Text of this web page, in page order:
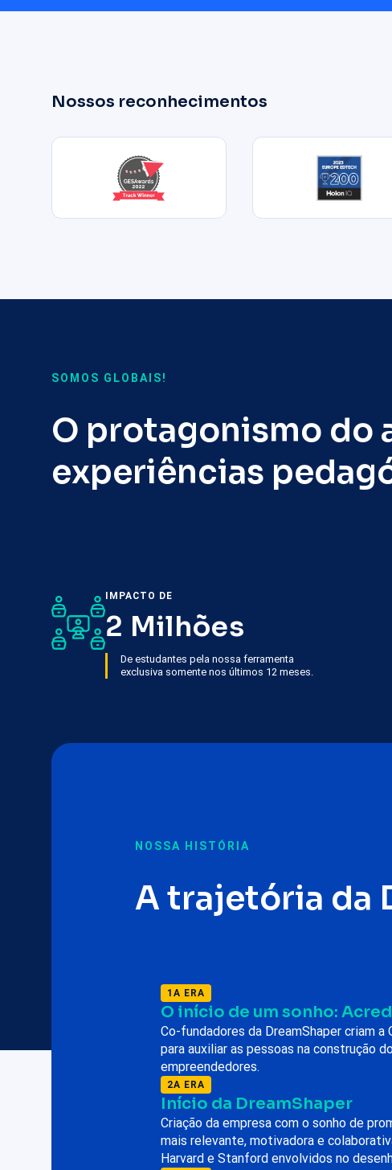
Nossos reconhecimentos
SOMOS GLOBAIS!
O protagonismo do
experiências
IMPACTO DE
2 Milhões
De estudantes pela nossa ferramenta
exclusiva somente nos últimos 12 meses.
NOSSA HISTÓRIA
A trajetória da
1A ERA
O início de um sonho:
Co-fundadores da DreamShaper criam a
para auxiliar as pessoas na construção
empreendedores.
2A ERA
Início da DreamShaper
Criação da empresa com o sonho de
mais relevante, motivadora e
Harvard e Stanford envolvidos no